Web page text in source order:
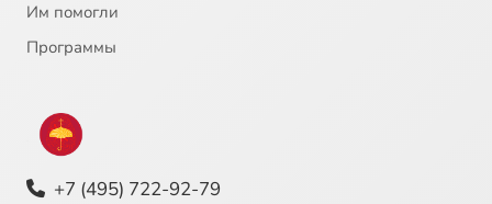
Им помогли
Программы
+7 (495) 722-92-79